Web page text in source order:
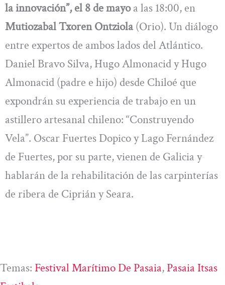
la innovación”, el 8 de mayoa las 18:00, en
Mutiozabal Txoren Ontziola(Orio). Un diálogo
entre expertos de ambos lados del Atlántico.
Daniel Bravo Silva, Hugo Almonacid y Hugo
Almonacid (padre e hijo) desde Chiloé que
expondrán su experiencia de trabajo en un
astillero artesanal chileno: “Construyendo
Vela”. Oscar Fuertes Dopico y Lago Fernández
de Fuertes, por su parte, vienen de Galicia y
hablarán de la rehabilitación de las carpinterías
de ribera de Ciprián y Seara.
Temas: Festival Marítimo De Pasaia, Pasaia Itsas